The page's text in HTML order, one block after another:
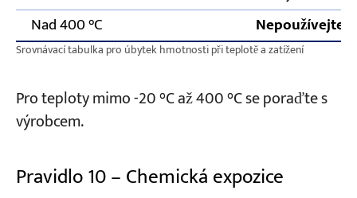
Nad 400 °C
Nepoužívejte
Srovnávací tabulka pro úbytek hmotnosti při teplotě a zatížení
Pro teploty mimo -20 °C až 400 °C se poraďte s
výrobcem.
Pravidlo 10 – Chemická expozice